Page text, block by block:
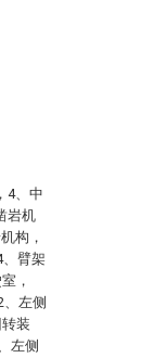
4、中
岩机
构，
臂架
，
左侧
装
左侧